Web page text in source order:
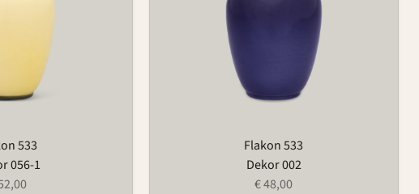
533
056-1
Flakon 533
Dekor 002
€ 48,00